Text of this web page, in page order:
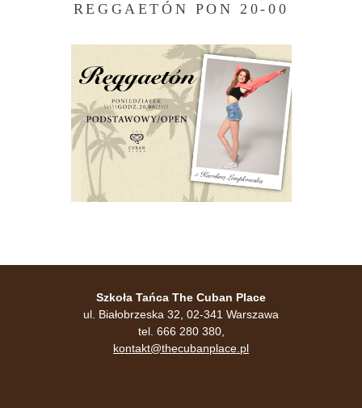
REGGAETÓN PON 20-00
Szkoła Tańca The Cuban Place
ul. Białobrzeska 32, 02-341 Warszawa
tel. 666 280 380,
kontakt@thecubanplace.pl